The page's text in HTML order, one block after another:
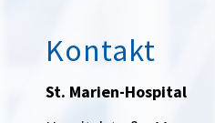
Kontakt
St. Marien-Hospital